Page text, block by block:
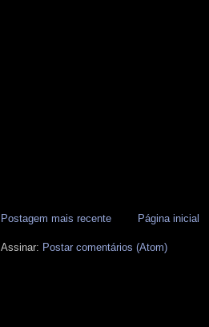
Postagem mais recente Página inicial
Assinar: Postar comentários (Atom)